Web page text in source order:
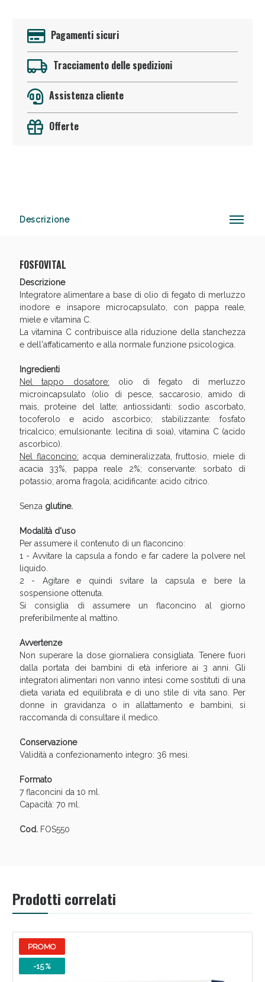
Pagamenti sicuri
Tracciamento delle spedizioni
Assistenza cliente
Offerte
Descrizione
FOSFOVITAL
Descrizione
Integratore alimentare a base di olio di fegato di merluzzo
inodore e insapore microcapsulato, con pappa reale,
miele e vitamina C.
La vitamina C contribuisce alla riduzione della stanchezza
e dell'affaticamento e alla normale funzione psicologica.
Ingredienti
Nel tappo dosatore: olio di fegato di merluzzo
microincapsulato (olio di pesce, saccarosio, amido di
mais, proteine del latte; antiossidanti: sodio ascorbato,
tocoferolo e acido ascorbico; stabilizzante: fosfato
tricalcico; emulsionante: lecitina di soia), vitamina C (acido
ascorbico).
Nel flaconcino: acqua demineralizzata, fruttosio, miele di
acacia 33%, pappa reale 2%; conservante: sorbato di
potassio; aroma fragola; acidificante: acido citrico.
Senza glutine.
Modalità d'uso
Per assumere il contenuto di un flaconcino:
1 - Avvitare la capsula a fondo e far cadere la polvere nel
liquido.
2 - Agitare e quindi svitare la capsula e bere la
sospensione ottenuta.
Si consiglia di assumere un flaconcino al giorno
preferibilmente al mattino.
Avvertenze
Non superare la dose giornaliera consigliata. Tenere fuori
dalla portata dei bambini di età inferiore ai 3 anni. Gli
integratori alimentari non vanno intesi come sostituti di una
dieta variata ed equilibrata e di uno stile di vita sano. Per
donne in gravidanza o in allattamento e bambini, si
raccomanda di consultare il medico.
Conservazione
Validità a confezionamento integro: 36 mesi.
Formato
7 flaconcini da 10 ml.
Capacità: 70 ml.
Cod.FOS550
Prodotti correlati
PROMO
-15 %
Anticellulite e Fanghi: Sconto fino al 40% valido
Sconto fino al 55% disponibile oggi!
Vie Urinarie e Prostata: Sconti fino al 45% oggi!